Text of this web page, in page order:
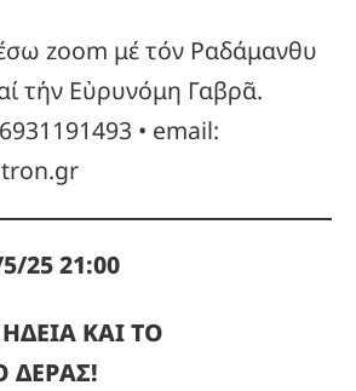
zoom μέ τόν Ραδάμανθυ
τήν Εὐρυνόμη Γαβρᾶ.
• email:
25 21:00
ΚΑΙ ΤΟ
ΔΕΡΑΣ!